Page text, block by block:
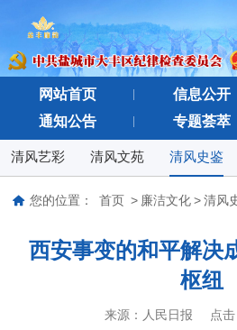
网站首页 信息公开
通知公告
专题荟萃
清风艺彩 清风文苑 清风史鉴
您的位置： 首页 > 廉洁文化 > 清风
西安事变的和平解决
枢纽
来源： 人民日报 点击